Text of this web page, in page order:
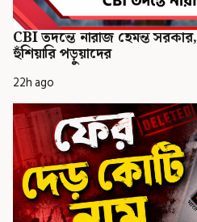
CBI তদন্তে নারাজ হেমন্ত
হুঁশিয়ারি পড়ুয়াদের
22h ago